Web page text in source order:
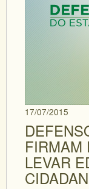
17/07/2015
FIRMAM
LEVAR